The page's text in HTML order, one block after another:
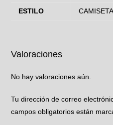
ESTILO
Valoraciones
No hay valoraciones aún.
Tu dirección de correo
campos obligatorios están